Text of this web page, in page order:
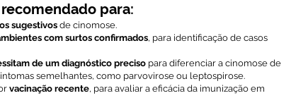
para:
sugestivos de cinomose.
com surtos confirmados, para identificação de casos
de um diagnóstico preciso para diferenciar a cinomose de
semelhantes, como parvovirose ou leptospirose.
vacinação recente, para avaliar a eficácia da imunização em